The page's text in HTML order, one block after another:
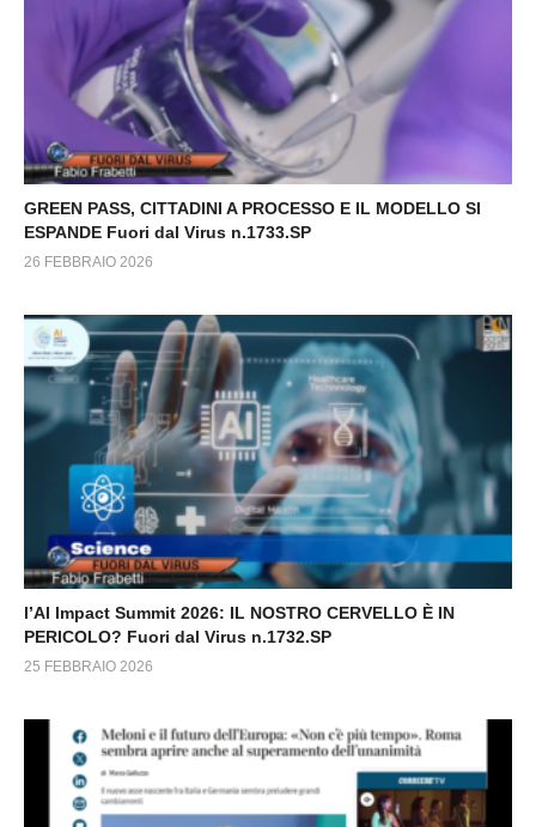
GREEN PASS, CITTADINI A PROCESSO E IL MODELLO SI
ESPANDE Fuori dal Virus n.1733.SP
26 FEBBRAIO 2026
l’AI Impact Summit 2026: IL NOSTRO CERVELLO È IN
PERICOLO? Fuori dal Virus n.1732.SP
25 FEBBRAIO 2026